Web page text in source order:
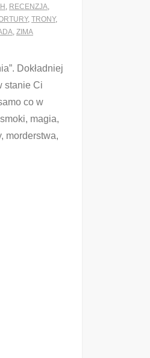
RECENZJA
, TRONY,
ZIMA
Dokładniej
stanie Ci
co w
magia,
morderstwa,